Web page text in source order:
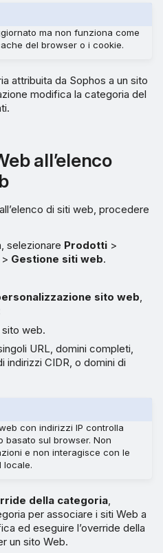
ma non funziona come
del browser o i cookie.
attribuita da Sophos a un sito
modifica la categoria del
all’elenco
di siti web, procedere
selezionare Prodotti >
> Gestione siti web.
sito web,
web.
URL, domini completi,
indirizzi CIDR, o domini di
con indirizzi IP controlla
basato sul browser. Non
e non interagisce con le
locale.
della categoria,
per associare i siti Web a
ed eseguire l’override della
un sito Web.